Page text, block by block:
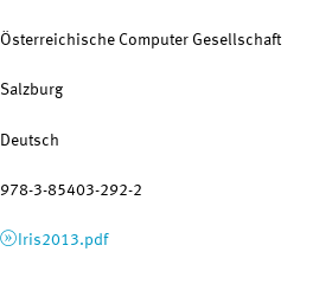
Österreichische Computer Gesellschaft
Salzburg
Deutsch
978-3-85403-292-2
Iris2013.pdf